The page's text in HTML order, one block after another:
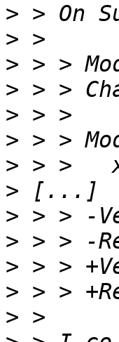
>
>
>
>
>
>
>
>
>
>
>
>
>